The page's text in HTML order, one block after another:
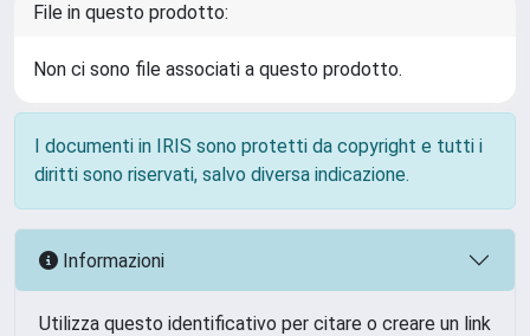
File in questo prodotto:
Non ci sono file associati a questo prodotto.
I documenti in IRIS sono protetti da copyright e tutti i
diritti sono riservati, salvo diversa indicazione.
Informazioni
Utilizza questo identificativo per citare o creare un link